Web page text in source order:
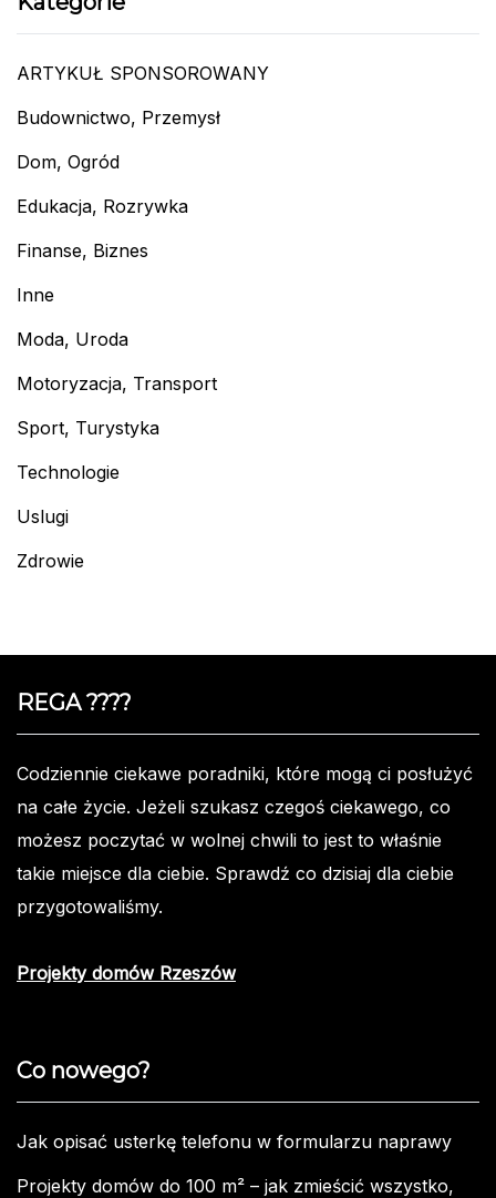
ARTYKUŁ SPONSOROWANY
Budownictwo, Przemysł
Dom, Ogród
Edukacja, Rozrywka
Finanse, Biznes
Inne
Moda, Uroda
Motoryzacja, Transport
Sport, Turystyka
Technologie
Uslugi
Zdrowie
REGA ????️
Codziennie ciekawe poradniki, które mogą ci posłużyć
na całe życie. Jeżeli szukasz czegoś ciekawego, co
możesz poczytać w wolnej chwili to jest to właśnie
takie miejsce dla ciebie. Sprawdź co dzisiaj dla ciebie
przygotowaliśmy.
Projekty domów Rzeszów
Co nowego?
Jak opisać usterkę telefonu w formularzu naprawy
Projekty domów do 100 m² – jak zmieścić wszystko,